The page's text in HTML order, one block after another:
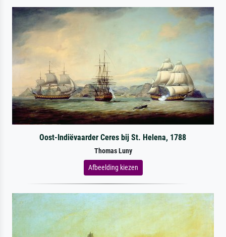
Oost-Indiëvaarder Ceres bij St. Helena, 1788
Thomas Luny
Afbeelding kiezen